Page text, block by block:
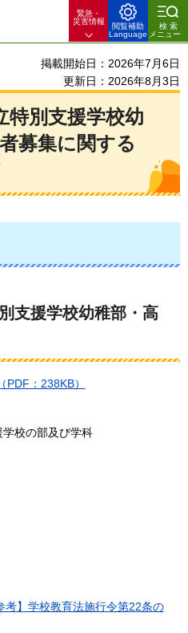
緊急・
災害情報
閲覧補助
Language
検索
メニュー
掲載開始日：2026年7月6日
更新日：2026年8月3日
特別支援学校幼
募集に関する
支援学校幼稚部・高
：238KB）
校の部及び学科
考】学校教育法施行令第22条の